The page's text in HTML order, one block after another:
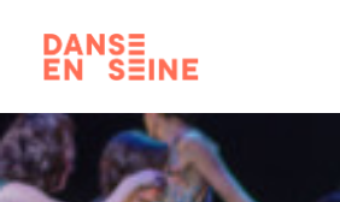
CRÉATIONS